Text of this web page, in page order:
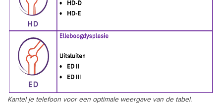
Kantel je telefoon voor een optimale weergave van de tabel.